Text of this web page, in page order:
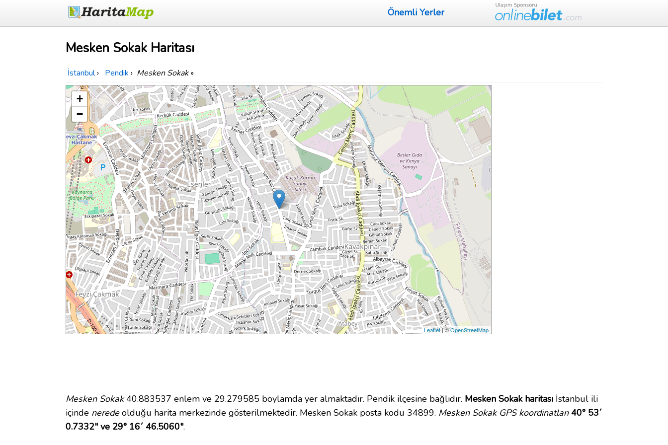
Önemli Yerler
Mesken Sokak Haritası
İstanbul › Pendik › Mesken Sokak»
+
−
Leaflet| ©OpenStreetMap
Mesken Sokak40.883537 enlem ve 29.279585 boylamda yer almaktadır. Pendik ilçesine bağlıdır. Mesken Sokak haritası İstanbul ili
içinde neredeolduğu harita merkezinde gösterilmektedir. Mesken Sokak posta kodu 34899. Mesken Sokak GPS koordinatları 40° 53´
0.7332" ve 29° 16´ 46.5060".